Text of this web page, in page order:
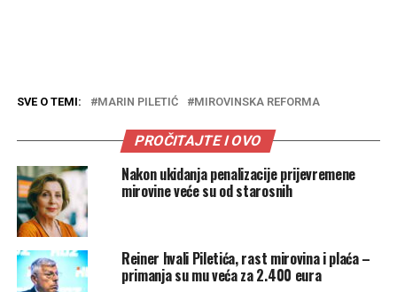
SVE O TEMI: MARIN PILETIĆ MIROVINSKA REFORMA
PROČITAJTE I OVO
Nakon ukidanja penalizacije prijevremene
mirovine veće su od starosnih
Reiner hvali Piletića, rast mirovina i plaća –
primanja su mu veća za 2.400 eura